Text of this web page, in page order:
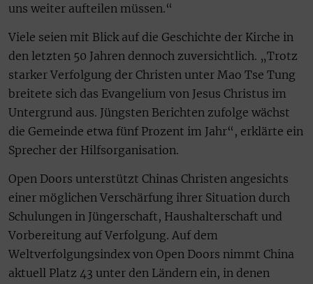
uns weiter aufteilen müssen.“
Viele seien mit Blick auf die Geschichte der Kirche in
den letzten 50 Jahren dennoch zuversichtlich. „Trotz
starker Verfolgung der Christen unter Mao Tse Tung
breitete sich das Evangelium von Jesus Christus im
Untergrund aus. Jüngsten Berichten zufolge wächst
die Gemeinde etwa fünf Prozent im Jahr“, erklärte ein
Sprecher der Hilfsorganisation.
Open Doors unterstützt Chinas Christen angesichts
einer möglichen Verschärfung ihrer Situation durch
Schulungen in Jüngerschaft, Haushalterschaft und
Vorbereitung auf Verfolgung. Auf dem
Weltverfolgungsindex von Open Doors nimmt China
aktuell Platz 43 unter den Ländern ein, in denen